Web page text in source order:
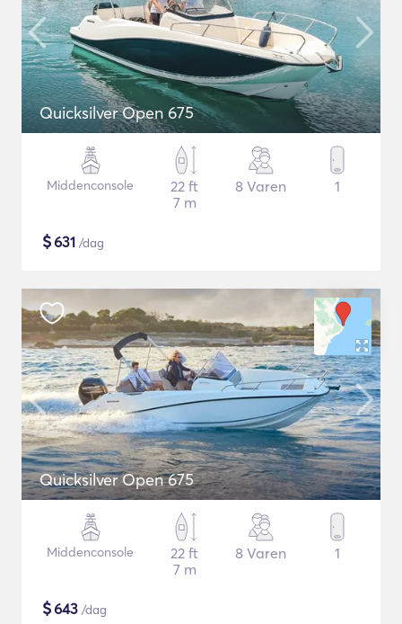
Quicksilver Open 675
Middenconsole
22 ft
7 m
8 Varen 1
$631 /dag
Quicksilver Open 675
Middenconsole
22 ft
7 m
8 Varen 1
$643 /dag